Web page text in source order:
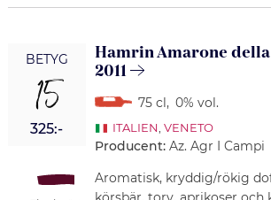
BETYG
15
325:-
Hamrin Amarone
2011
75 cl, 0% vol.
ITALIEN VENETO
Producent: Az. Agr I Campi
Aromatisk, kryddig/rökig